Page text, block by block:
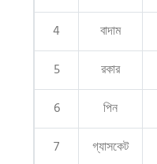
4
বাদাম
5
রকার
6
পিন
7
গ্যাসকেট